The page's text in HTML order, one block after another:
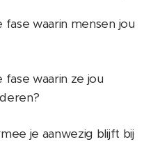
waarin mensen jou
waarin ze jou
je aanwezig blijft bij